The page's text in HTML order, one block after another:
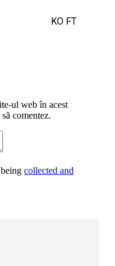
KO FT
ul web în acest
comentez.
collected and